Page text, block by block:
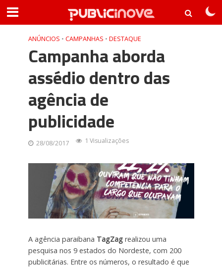
ANÚNCIOS • CAMPANHAS • DESTAQUE
Campanha aborda
assédio dentro das
agência de
publicidade
28/08/2017 1 Visualizações
A agência paraibana TagZagrealizou uma
pesquisa nos 9 estados do Nordeste, com 200
publicitárias. Entre os números, o resultado é que